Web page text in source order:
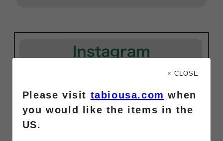
× CLOSE
Please visit tabiousa.com when
you would like the items in the
US.